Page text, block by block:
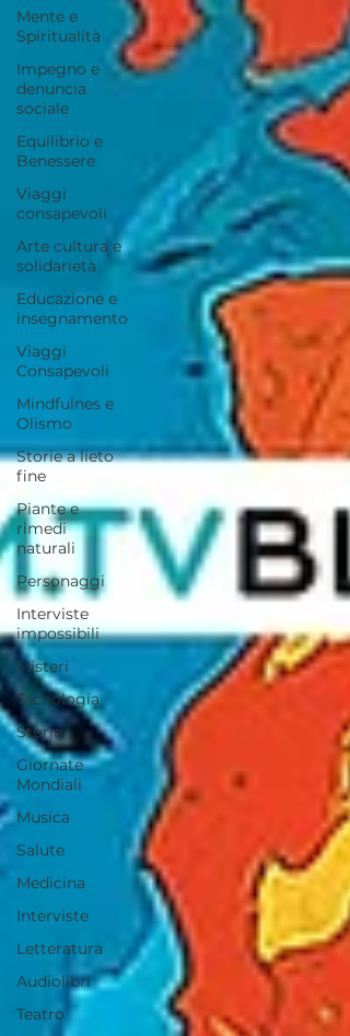
Mente e
Spiritualità
Impegno e
denuncia
sociale
Equilibrio e
Benessere
Viaggi
consapevoli
Arte cultura e
solidarietà
Educazione e
insegnamento
Viaggi
Consapevoli
Mindfulnes e
Olismo
Storie a lieto
fine
Piante e
rimedi
naturali
Personaggi
Interviste
impossibili
Misteri
Tecnologia
Storia
Giornate
Mondiali
Musica
Salute
Medicina
Interviste
Letteratura
Audiolibri
Teatro